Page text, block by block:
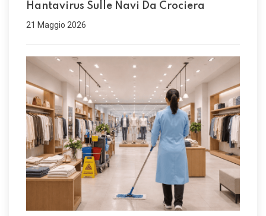
Hantavirus Sulle Navi Da Crociera
21 Maggio 2026